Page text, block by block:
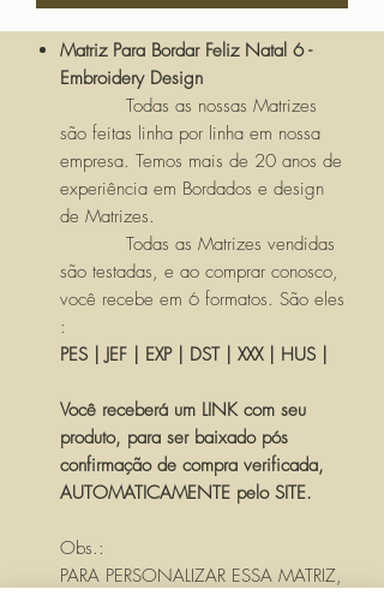
Matriz Para Bordar Feliz Natal 6 -
Embroidery Design
Todas as nossas Matrizes
são feitas linha por linha em nossa
empresa. Temos mais de 20 anos de
experiência em Bordados e design
de Matrizes.
Todas as Matrizes vendidas
são testadas, e ao comprar conosco,
você recebe em 6 formatos. São eles
:
PES | JEF | EXP | DST | XXX | HUS |
Você receberá um LINK com seu
produto, para ser baixado pós
confirmação de compra verificada,
AUTOMATICAMENTE pelo SITE.
Obs.:
PARA PERSONALIZAR ESSA MATRIZ,